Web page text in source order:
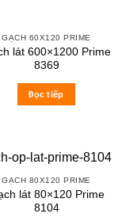
GẠCH 60X120 PRIME
lát 600×1200 Prime
8369
Đọc tiếp
GẠCH 80X120 PRIME
lát 80×120 Prime
8104